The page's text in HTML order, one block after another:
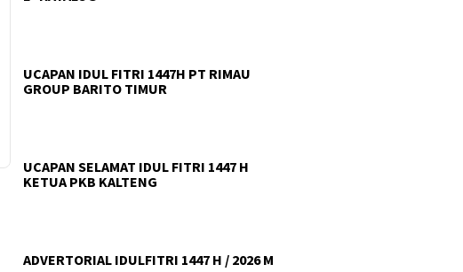
UCAPAN IDUL FITRI 1447H PT RIMAU
GROUP BARITO TIMUR
UCAPAN SELAMAT IDUL FITRI 1447 H
KETUA PKB KALTENG
ADVERTORIAL IDULFITRI 1447 H / 2026 M